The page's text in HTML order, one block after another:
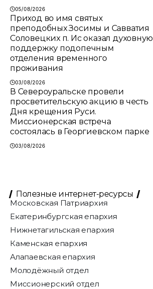
05/08/2026
Приход во имя святых
преподобных Зосимы и Савватия
Соловецких п. Ис оказал духовную
поддержку подопечным
отделения временного
проживания
03/08/2026
В Североуральске провели
просветительскую акцию в честь
Дня крещения Руси.
Миссионерская встреча
состоялась в Георгиевском парке
03/08/2026
Полезные интернет-ресурсы
Московская Патриархия
Екатеринбургская епархия
Нижнетагильская епархия
Каменская епархия
Алапаевская епархия
Молодёжный отдел
Миссионерский отдел